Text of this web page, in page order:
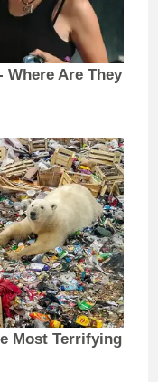
Where Are They
Most Terrifying